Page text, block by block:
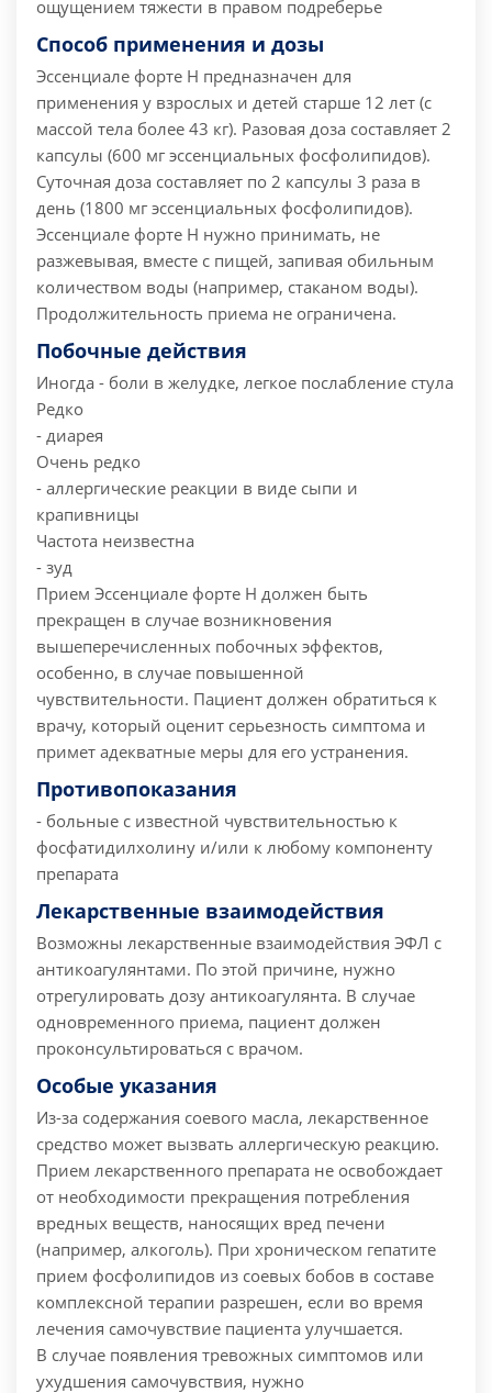
ощущением тяжести в правом подреберье
Способ применения и дозы
Эссенциале форте Н предназначен для
применения у взрослых и детей старше 12 лет (с
массой тела более 43 кг). Разовая доза составляет 2
капсулы (600 мг эссенциальных фосфолипидов).
Суточная доза составляет по 2 капсулы 3 раза в
день (1800 мг эссенциальных фосфолипидов).
Эссенциале форте Н нужно принимать, не
разжевывая, вместе с пищей, запивая обильным
количеством воды (например, стаканом воды).
Продолжительность приема не ограничена.
Побочные действия
Иногда - боли в желудке, легкое послабление стула
Редко
- диарея
Очень редко
- аллергические реакции в виде сыпи и
крапивницы
Частота неизвестна
- зуд
Прием Эссенциале форте Н должен быть
прекращен в случае возникновения
вышеперечисленных побочных эффектов,
особенно, в случае повышенной
чувствительности. Пациент должен обратиться к
врачу, который оценит серьезность симптома и
примет адекватные меры для его устранения.
Противопоказания
- больные с известной чувствительностью к
фосфатидилхолину и/или к любому компоненту
препарата
Лекарственные взаимодействия
Возможны лекарственные взаимодействия ЭФЛ с
антикоагулянтами. По этой причине, нужно
отрегулировать дозу антикоагулянта. В случае
одновременного приема, пациент должен
проконсультироваться с врачом.
Особые указания
Из-за содержания соевого масла, лекарственное
средство может вызвать аллергическую реакцию.
Прием лекарственного препарата не освобождает
от необходимости прекращения потребления
вредных веществ, наносящих вред печени
(например, алкоголь). При хроническом гепатите
прием фосфолипидов из соевых бобов в составе
комплексной терапии разрешен, если во время
лечения самочувствие пациента улучшается.
В случае появления тревожных симптомов или
ухудшения самочувствия, нужно